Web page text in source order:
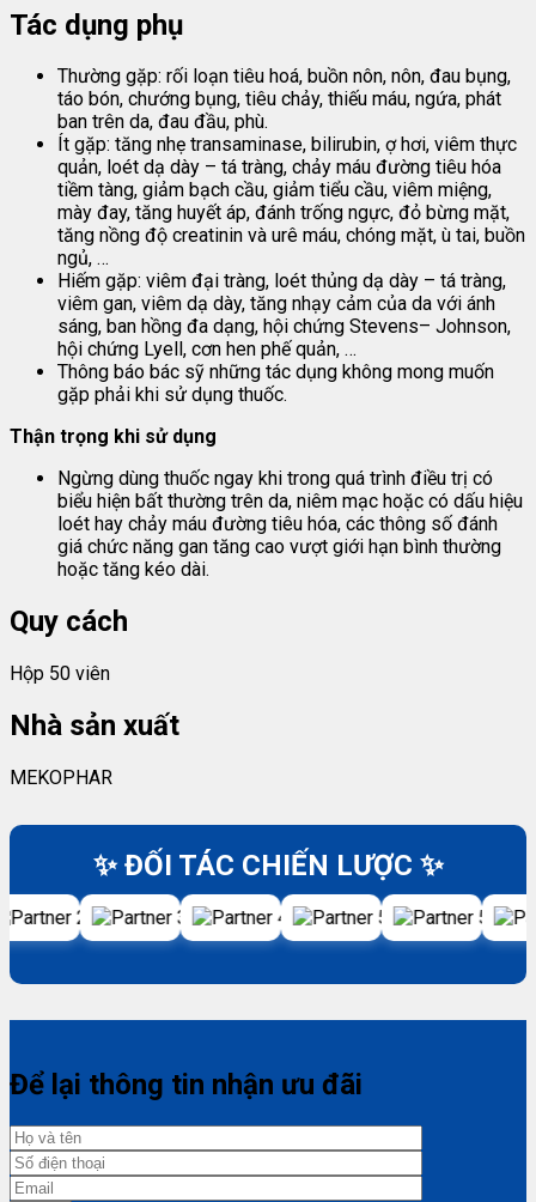
Tác dụng phụ
Thường gặp: rối loạn tiêu hoá, buồn nôn, nôn, đau bụng,
táo bón, chướng bụng, tiêu chảy, thiếu máu, ngứa, phát
ban trên da, đau đầu, phù.
Ít gặp: tăng nhẹ transaminase, bilirubin, ợ hơi, viêm thực
quản, loét dạ dày – tá tràng, chảy máu đường tiêu hóa
tiềm tàng, giảm bạch cầu, giảm tiểu cầu, viêm miệng,
mày đay, tăng huyết áp, đánh trống ngực, đỏ bừng mặt,
tăng nồng độ creatinin và urê máu, chóng mặt, ù tai, buồn
ngủ, …
Hiếm gặp: viêm đại tràng, loét thủng dạ dày – tá tràng,
viêm gan, viêm dạ dày, tăng nhạy cảm của da với ánh
sáng, ban hồng đa dạng, hội chứng Stevens– Johnson,
hội chứng Lyell, cơn hen phế quản, …
Thông báo bác sỹ những tác dụng không mong muốn
gặp phải khi sử dụng thuốc.
Thận trọng khi sử dụng
Ngừng dùng thuốc ngay khi trong quá trình điều trị có
biểu hiện bất thường trên da, niêm mạc hoặc có dấu hiệu
loét hay chảy máu đường tiêu hóa, các thông số đánh
giá chức năng gan tăng cao vượt giới hạn bình thường
hoặc tăng kéo dài.
Quy cách
Hộp 50 viên
Nhà sản xuất
MEKOPHAR
✨ ĐỐI TÁC CHIẾN LƯỢC ✨
Để lại thông tin nhận ưu đãi